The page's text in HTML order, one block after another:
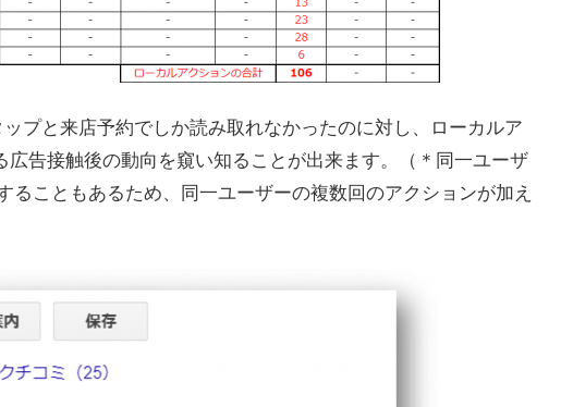
プと来店予約でしか読み取れなかったのに対し、ローカルア
告接触後の動向を窺い知ることが出来ます。（＊同一ユーザ
こともあるため、同一ユーザーの複数回のアクションが加え